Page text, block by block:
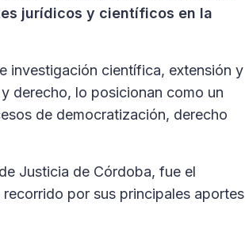
jurídicos y científicos en la
investigación científica, extensión y
derecho, lo posicionan como un
de democratización, derecho
Justicia de Córdoba, fue el
por sus principales aportes